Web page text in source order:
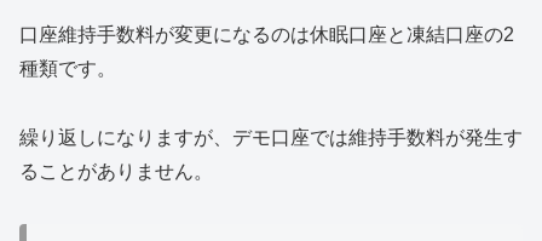
口座維持手数料が変更になるのは休眠口座と凍結口座の2
種類です。
繰り返しになりますが、デモ口座では維持手数料が発生す
ることがありません。